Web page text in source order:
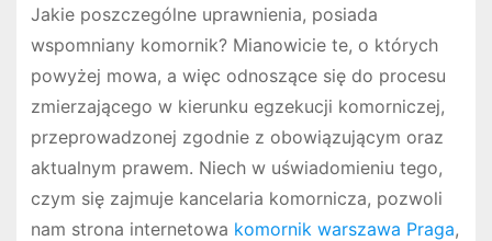
Jakie poszczególne uprawnienia, posiada
wspomniany komornik? Mianowicie te, o których
powyżej mowa, a więc odnoszące się do procesu
zmierzającego w kierunku egzekucji komorniczej,
przeprowadzonej zgodnie z obowiązującym oraz
aktualnym prawem. Niech w uświadomieniu tego,
czym się zajmuje kancelaria komornicza, pozwoli
nam strona internetowa komornik warszawa Praga,